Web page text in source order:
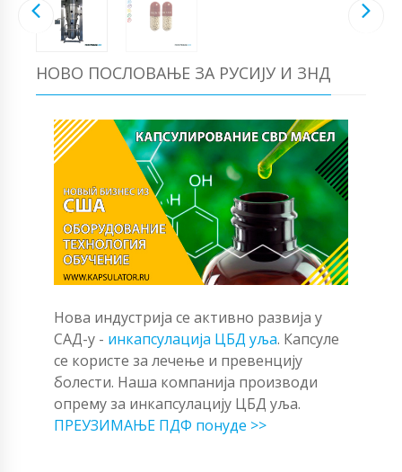
НОВО ПОСЛОВАЊЕ ЗА РУСИЈУ И ЗНД
Нова индустрија се активно развија у
САД-у - инкапсулација ЦБД уља. Капсуле
се користе за лечење и превенцију
болести. Наша компанија производи
опрему за инкапсулацију ЦБД уља.
ПРЕУЗИМАЊЕ ПДФ понуде >>